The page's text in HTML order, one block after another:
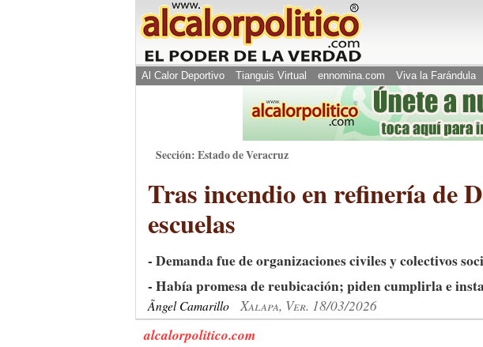
Al Calor Deportivo Tianguis Virtual ennomina.com Viva la Farándula
Sección: Estado de Veracruz
Tras incendio en refinería de
escuelas
- Demanda fue de organizaciones civiles y colectivos
- Había promesa de reubicación; piden cumplirla e
Ãngel Camarillo Xalapa, Ver. 18/03/2026
alcalorpolitico.com